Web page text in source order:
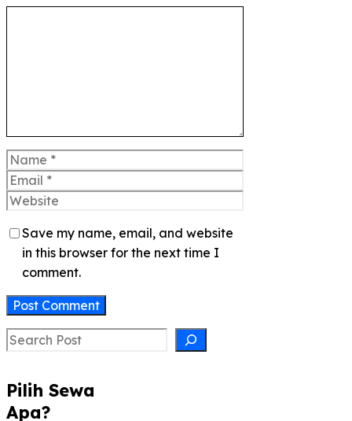
Name
Email
Website
Save my name, email, and website
in this browser for the next time I
comment.
Search
Pilih Sewa
Apa?